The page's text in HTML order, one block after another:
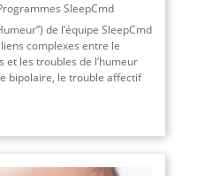
SleepCmd
de l’équipe SleepCmd
complexes entre le
les troubles de l’humeur
bipolaire, le trouble affectif